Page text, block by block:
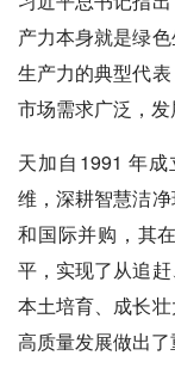
产力本身就是绿
生产力的典型代
市场需求广泛，发
天加自1991 年
维，深耕智慧洁
和国际并购，其
平，实现了从追
本土培育、成长
高质量发展做出了